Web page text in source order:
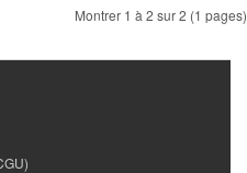
Montrer 1 à 2 sur 2 (1 pages)